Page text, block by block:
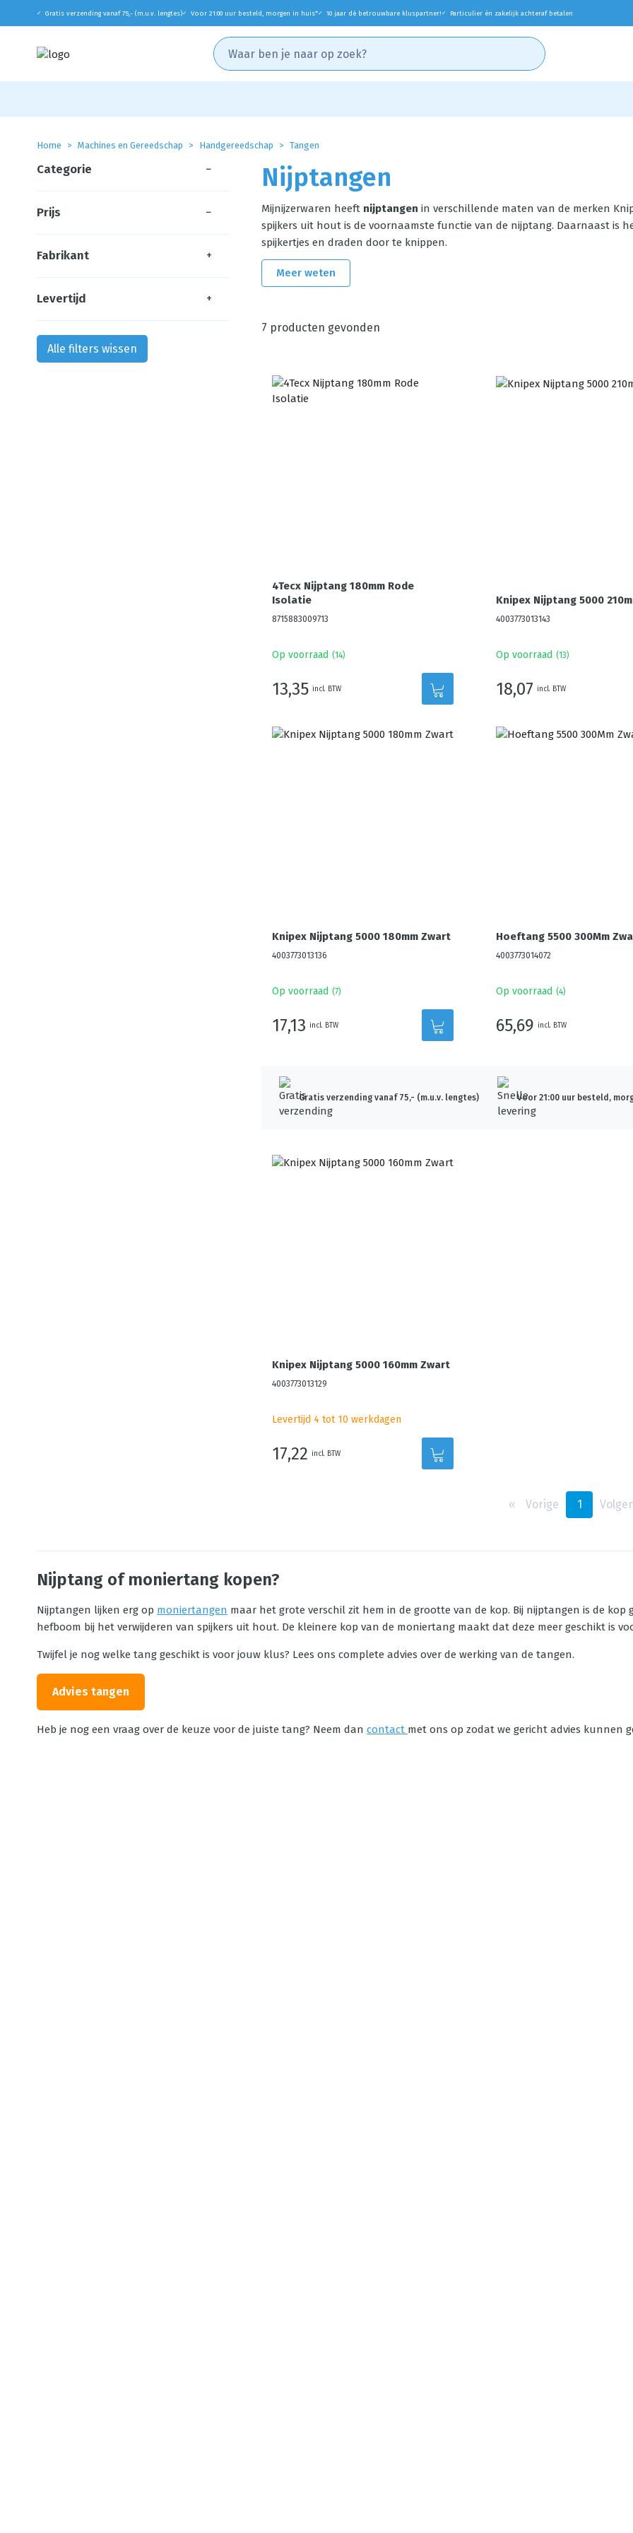
✓ Gratis verzending vanaf 75,- (m.u.v. lengtes)✓ Voor 21:00 uur besteld, morgen in huis*✓ 10 jaar dé betrouwbare kluspartner! ✓ Particulier én zakelijk achteraf betalen
Home Machines en Gereedschap Handgereedschap Tangen
Nijptangen
Mijnijzerwaren heeft nijptangen in verschillende maten van de merken
spijkers uit hout is de voornaamste functie van de nijptang. Daarnaast is
spijkertjes en draden door te knippen.
Meer weten
7 producten gevonden
4Tecx Nijptang 180mm Rode
Isolatie
8715883009713
Op voorraad (14)
13,35 incl. BTW
Knipex Nijptang 5000
4003773013143
Op voorraad (13)
18,07 incl. BTW
Knipex Nijptang 5000 180mm Zwart
4003773013136
Op voorraad (7)
17,13 incl. BTW
Hoeftang 5500 300Mm
4003773014072
Op voorraad (4)
65,69 incl. BTW
Gratis verzending vanaf 75,- (m.u.v. lengtes) Voor 21:00 uur besteld,
Knipex Nijptang 5000 160mm Zwart
4003773013129
Levertijd 4 tot 10 werkdagen
17,22 incl. BTW
‹‹ Vorige 1
Categorie −
Prijs −
Fabrikant +
Levertijd +
Alle filters wissen
Nijptang of moniertang kopen?
Nijptangen lijken erg op moniertangen maar het grote verschil zit hem in de grootte van de kop. Bij nijptangen is de
hefboom bij het verwijderen van spijkers uit hout. De kleinere kop van de moniertang maakt dat deze meer geschikt is
Twijfel je nog welke tang geschikt is voor jouw klus? Lees ons complete advies over de werking van de tangen.
Advies tangen
Heb je nog een vraag over de keuze voor de juiste tang? Neem dan contact met ons op zodat we gericht advies kunnen